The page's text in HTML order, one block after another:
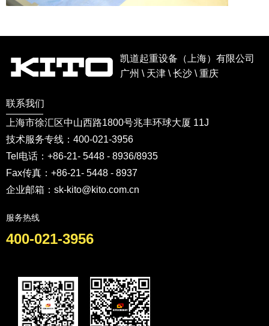
凯道起重设备（上海）有限公司
广州 \ 天津 \ 长沙 \ 重庆
联系我们
上海市徐汇区中山西路1800号兆丰环球大厦 11J
技术服务专线：400-021-3956
Tel电话：+86-21- 5448 - 8936/8935
Fax传真：+86-21- 5448 - 8937
企业邮箱：sk-kito@kito.com.cn
服务热线
400-021-3956